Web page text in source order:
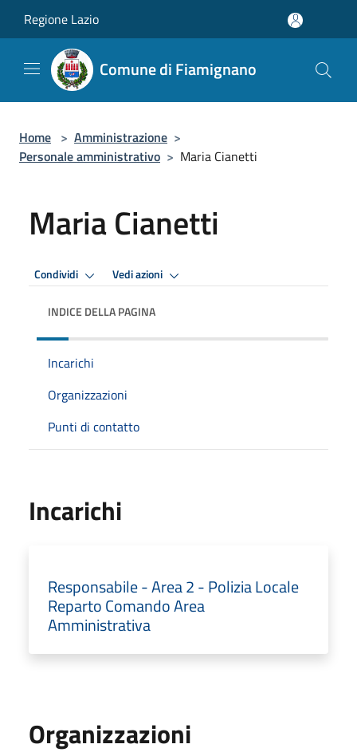
Regione Lazio
Comune di Fiamignano
Home > Amministrazione >
Personale amministrativo > Maria Cianetti
Maria Cianetti
Condividi Vedi azioni
INDICE DELLA PAGINA
Incarichi
Organizzazioni
Punti di contatto
Incarichi
Responsabile - Area 2 - Polizia Locale
Reparto Comando Area
Amministrativa
Organizzazioni